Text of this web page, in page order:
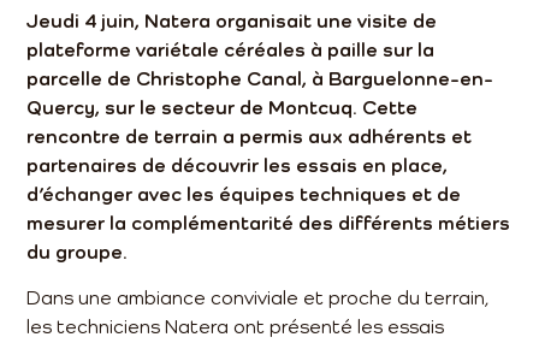
Jeudi 4 juin, Natera organisait une visite de
plateforme variétale céréales à paille sur la
parcelle de Christophe Canal, à Barguelonne-en-
Quercy, sur le secteur de Montcuq. Cette
rencontre de terrain a permis aux adhérents et
partenaires de découvrir les essais en place,
d’échanger avec les équipes techniques et de
mesurer la complémentarité des différents métiers
du groupe.
Dans une ambiance conviviale et proche du terrain,
les techniciens Natera ont présenté les essais